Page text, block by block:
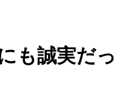
も誠実だっ